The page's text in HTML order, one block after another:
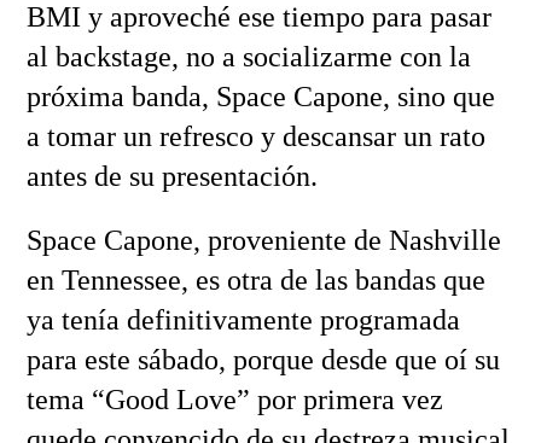
BMI y aproveché ese tiempo para pasar
al backstage, no a socializarme con la
próxima banda, Space Capone, sino que
a tomar un refresco y descansar un rato
antes de su presentación.
Space Capone, proveniente de Nashville
en Tennessee, es otra de las bandas que
ya tenía definitivamente programada
para este sábado, porque desde que oí su
tema “Good Love” por primera vez